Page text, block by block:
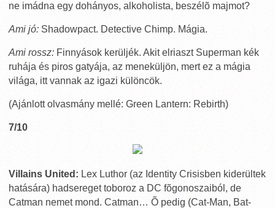
ne imádna egy dohányos, alkoholista, beszélõ majmot?
Ami jó: Shadowpact. Detective Chimp. Mágia.
Ami rossz: Finnyások kerüljék. Akit elriaszt Superman kék
ruhája és piros gatyája, az meneküljön, mert ez a mágia
világa, itt vannak az igazi különcök.
(Ajánlott olvasmány mellé: Green Lantern: Rebirth)
7/10
Villains United: Lex Luthor (az Identity Crisisben kiderültek
hatására) hadsereget toboroz a DC fõgonoszaiból, de
Catman nemet mond. Catman… Õ pedig (Cat-Man, Bat-